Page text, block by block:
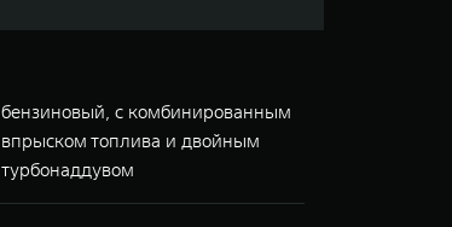
бензиновый, с комбинированным
впрыском топлива и двойным
турбонаддувом